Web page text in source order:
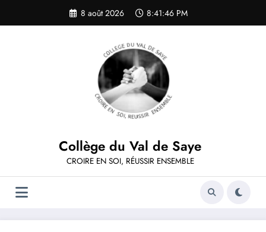
contenu
8 août 2026 8:41:46 PM
Collège du Val de Saye
CROIRE EN SOI, RÉUSSIR ENSEMBLE